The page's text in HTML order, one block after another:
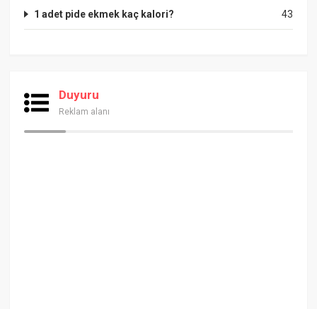
43
1 adet pide ekmek kaç kalori?
Duyuru
Reklam alanı